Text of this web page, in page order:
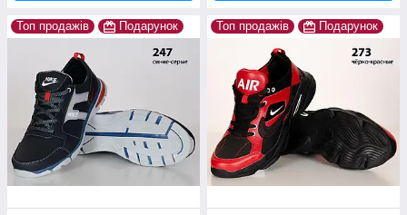
Топ продажів Подарунок Топ продажів Подарунок